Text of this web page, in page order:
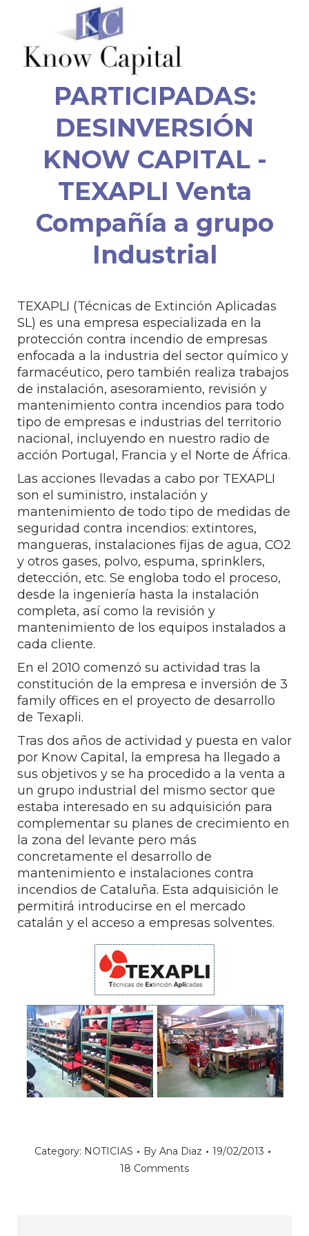
PARTICIPADAS:
DESINVERSIÓN
KNOW CAPITAL -
TEXAPLI Venta
Compañía a grupo
Industrial
TEXAPLI (Técnicas de Extinción Aplicadas
SL) es una empresa especializada en la
protección contra incendio de empresas
enfocada a la industria del sector químico y
farmacéutico, pero también realiza trabajos
de instalación, asesoramiento, revisión y
mantenimiento contra incendios para todo
tipo de empresas e industrias del territorio
nacional, incluyendo en nuestro radio de
acción Portugal, Francia y el Norte de África.
Las acciones llevadas a cabo por TEXAPLI
son el suministro, instalación y
mantenimiento de todo tipo de medidas de
seguridad contra incendios: extintores,
mangueras, instalaciones fijas de agua, CO2
y otros gases, polvo, espuma, sprinklers,
detección, etc. Se engloba todo el proceso,
desde la ingeniería hasta la instalación
completa, así como la revisión y
mantenimiento de los equipos instalados a
cada cliente.
En el 2010 comenzó su actividad tras la
constitución de la empresa e inversión de 3
family offices en el proyecto de desarrollo
de Texapli.
Tras dos años de actividad y puesta en valor
por Know Capital, la empresa ha llegado a
sus objetivos y se ha procedido a la venta a
un grupo industrial del mismo sector que
estaba interesado en su adquisición para
complementar su planes de crecimiento en
la zona del levante pero más
concretamente el desarrollo de
mantenimiento e instalaciones contra
incendios de Cataluña. Esta adquisición le
permitirá introducirse en el mercado
catalán y el acceso a empresas solventes.
Category: NOTICIAS By Ana Diaz
19/02/2013
18 Comments